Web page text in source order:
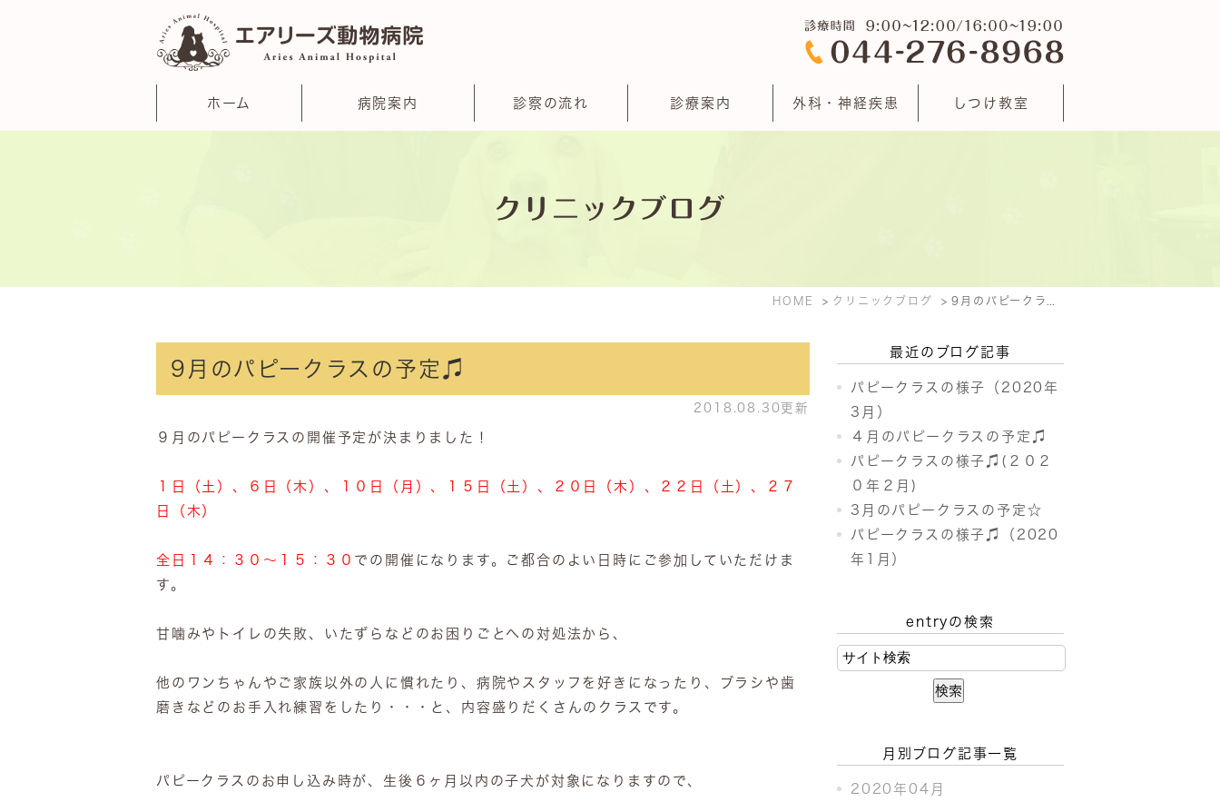
ホーム 病院案内 診察の流れ 診療案内 外科・神経疾患 しつけ教室
クリニックブログ
HOME クリニックブログ
9月のパピークラスの予定♫
2018.08.30更新
９月のパピークラスの開催予定が決まりました！
１日（土）、６日（木）、１０日（月）、１５日（土）、２０日（木）、２２日（土）、２７
日（木）
全日１４：３０～１５：３０ での開催になります。ご都合のよい日時にご参加していただけま
す。
甘噛みやトイレの失敗、いたずらなどのお困りごとへの対処法から、
他のワンちゃんやご家族以外の人に慣れたり、病院やスタッフを好きになったり、ブラシや歯
磨きなどのお手入れ練習をしたり・・・と、内容盛りだくさんのクラスです。
パピークラスのお申し込み時が、生後６ヶ月以内の子犬が対象になりますので、
最近のブログ記事
パピークラスの様子（2020年
3月）
４月のパピークラスの予定♫
パピークラスの様子♫(２０２
０年２月)
3月のパピークラスの予定☆
パピークラスの様子♫（2020
年1月）
entryの検索
月別ブログ記事一覧
2020年04月